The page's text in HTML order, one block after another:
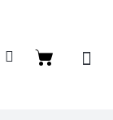
Nákupní